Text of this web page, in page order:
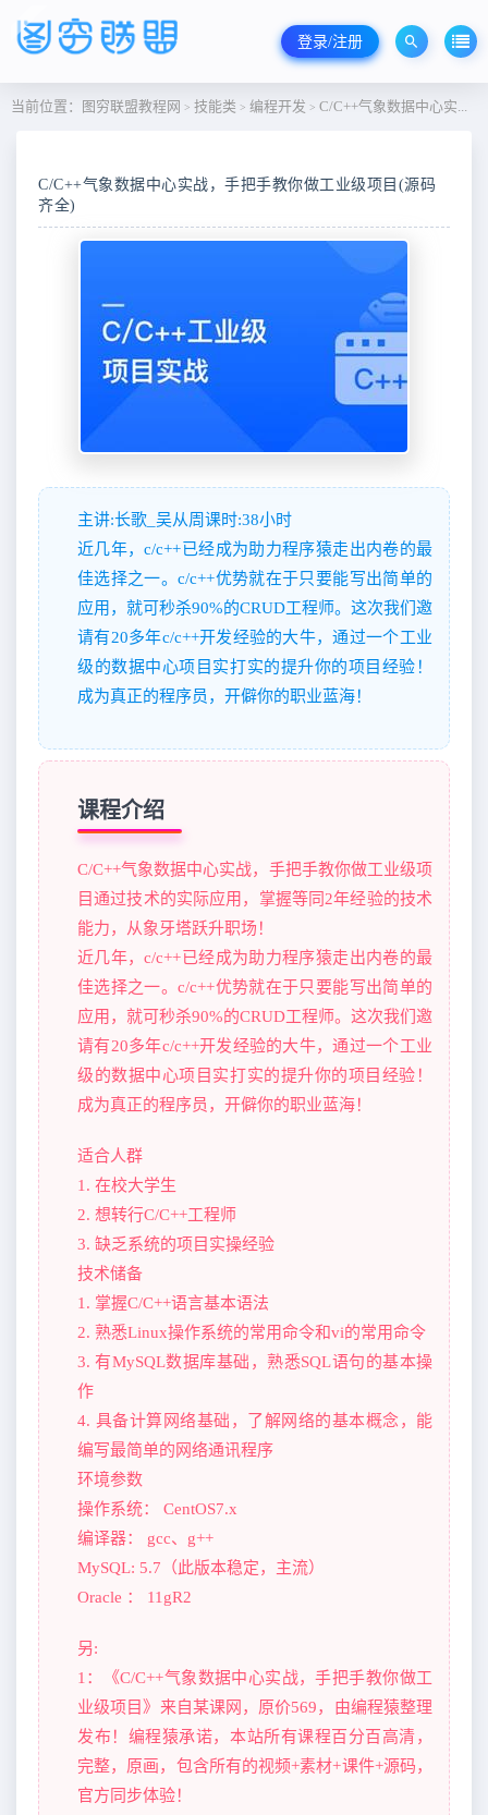
登录/注册
当前位置： 图穷联盟教程网 > 技能类 > 编程开发 > C/C++气象数据中心实战，手把手教你做工业级项目(源码齐全)
C/C++气象数据中心实战，手把手教你做工业级项目(源码
齐全)
主讲:长歌_吴从周课时:38小时
近几年，c/c++已经成为助力程序猿走出内卷的最
佳选择之一。c/c++优势就在于只要能写出简单的
应用，就可秒杀90%的CRUD工程师。这次我们邀
请有20多年c/c++开发经验的大牛，通过一个工业
级的数据中心项目实打实的提升你的项目经验！
成为真正的程序员，开僻你的职业蓝海！
课程介绍
C/C++气象数据中心实战，手把手教你做工业级项
目通过技术的实际应用，掌握等同2年经验的技术
能力，从象牙塔跃升职场！
近几年，c/c++已经成为助力程序猿走出内卷的最
佳选择之一。c/c++优势就在于只要能写出简单的
应用，就可秒杀90%的CRUD工程师。这次我们邀
请有20多年c/c++开发经验的大牛，通过一个工业
级的数据中心项目实打实的提升你的项目经验！
成为真正的程序员，开僻你的职业蓝海！
适合人群
1. 在校大学生
2. 想转行C/C++工程师
3. 缺乏系统的项目实操经验
技术储备
1. 掌握C/C++语言基本语法
2. 熟悉Linux操作系统的常用命令和vi的常用命令
3. 有MySQL数据库基础，熟悉SQL语句的基本操
作
4. 具备计算网络基础，了解网络的基本概念，能
编写最简单的网络通讯程序
环境参数
操作系统： CentOS7.x
编译器： gcc、g++
MySQL: 5.7（此版本稳定，主流）
Oracle ： 11gR2
另:
1：《C/C++气象数据中心实战，手把手教你做工
业级项目》来自某课网，原价569，由编程猿整理
发布！编程猿承诺，本站所有课程百分百高清，
完整，原画，包含所有的视频+素材+课件+源码，
官方同步体验！